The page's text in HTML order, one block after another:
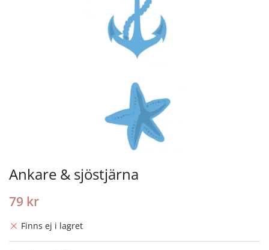
Ankare & sjöstjärna
79 kr
Finns ej i lagret